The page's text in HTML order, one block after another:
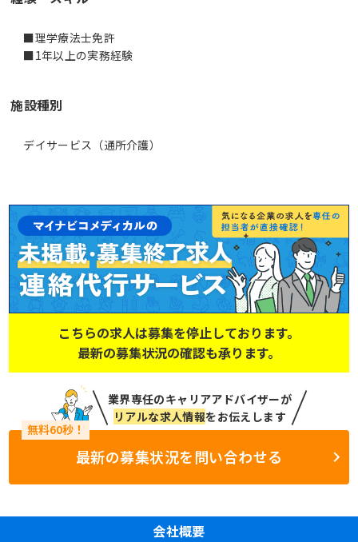
■理学療法士免許
■1年以上の実務経験
施設種別
デイサービス（通所介護）
こちらの求人は募集を停止しております。
最新の募集状況の確認も承ります。
業界専任のキャリアアドバイザーが
リアルな求人情報をお伝えします
最新の募集状況を問い合わせる
会社概要